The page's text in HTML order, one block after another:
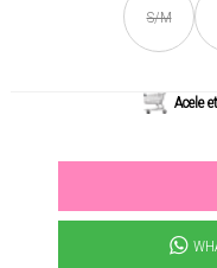
S/M
Son gün
Acele
Sevilen ürün!